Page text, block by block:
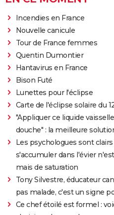
Incendies en France
Nouvelle canicule
Tour de France femmes
Quentin Dumontier
Hantavirus en France
Bison Futé
Lunettes pour l'éclipse
Carte de l'éclipse solaire du
"Appliquer ce liquide
douche" : la meilleure
Les psychologues sont clairs
s'accumuler dans l'évier
mais de saturation
Tony Silvestre, éducateur
pas malade, c'est un signe
Ce chef étoilé est formel :